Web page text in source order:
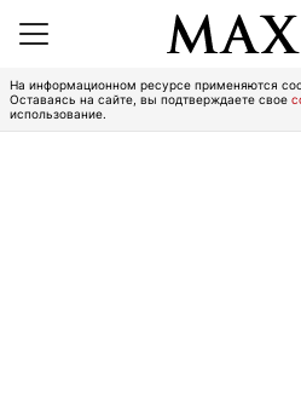
На информационном ресурсе применяются
Оставаясь на сайте, вы подтверждаете свое
использование.